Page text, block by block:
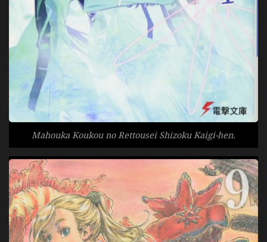
Mahouka Koukou no Rettousei Shizoku Kaigi-hen.